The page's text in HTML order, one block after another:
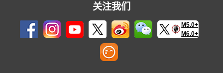
关注我们
M5.0+
M6.0+